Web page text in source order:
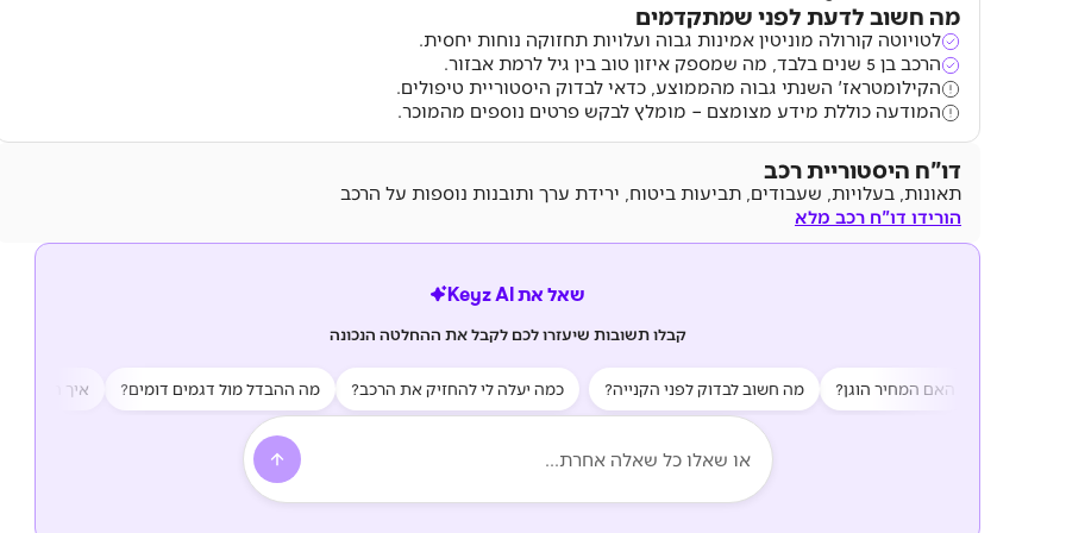
מה חשוב לדעת לפני שמתקדמים
לטויוטה קורולה מוניטין אמינות גבוה ועלויות תחזוקה נוחות יחסית.
הרכב בן 5 שנים בלבד, מה שמספק איזון טוב בין גיל לרמת אבזור.
הקילומטראז' השנתי גבוה מהממוצע, כדאי לבדוק היסטוריית טיפולים.
המודעה כוללת מידע מצומצם – מומלץ לבקש פרטים נוספים מהמוכר.
דו"ח היסטוריית רכב
תאונות, בעלויות, שעבודים, תביעות ביטוח, ירידת ערך ותובנות נוספות על הרכב
הורידו דו"ח רכב מלא
שאל את Keyz AI
קבלו תשובות שיעזרו לכם לקבל את ההחלטה הנכונה
האם המחיר הוגן? מה חשוב לבדוק לפני הקנייה? כמה יעלה לי להחזיק את הרכב? מה ההבדל מול דגמים דומים? איך האמינות של